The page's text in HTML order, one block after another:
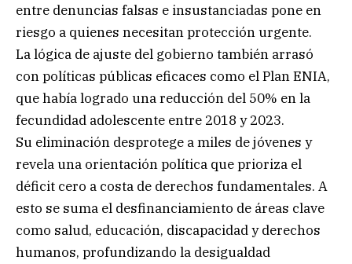
entre denuncias falsas e insustanciadas pone en
riesgo a quienes necesitan protección urgente.
La lógica de ajuste del gobierno también arrasó
con políticas públicas eficaces como el Plan ENIA,
que había logrado una reducción del 50% en la
fecundidad adolescente entre 2018 y 2023.
Su eliminación desprotege a miles de jóvenes y
revela una orientación política que prioriza el
déficit cero a costa de derechos fundamentales. A
esto se suma el desfinanciamiento de áreas clave
como salud, educación, discapacidad y derechos
humanos, profundizando la desigualdad